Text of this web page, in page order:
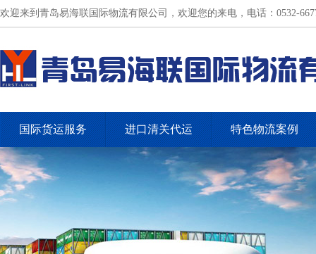
欢迎来到青岛易海联国际物流有限公司，欢迎您的来电，电话：0532-
国际货运服务 进口清关代运 特色物流案例